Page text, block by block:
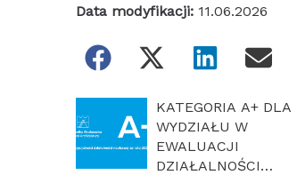
Data modyfikacji: 11.06.2026
KATEGORIA A+ DLA
WYDZIAŁU W
EWALUACJI
DZIAŁALNOŚCI